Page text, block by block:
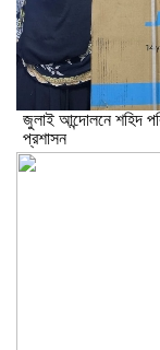
জুলাই আন্দোলনে শহিদ
প্রশাসন